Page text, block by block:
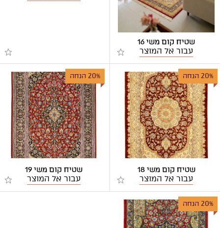
שטיח קום משי 16
עבור אל המוצר
20% הנחה
שטיח קום משי 18
עבור אל המוצר
20% הנחה
שטיח קום משי 19
עבור אל המוצר
20% הנחה